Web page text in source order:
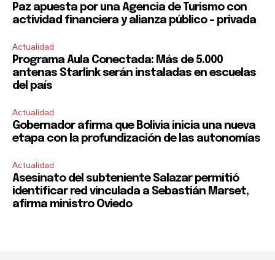
Paz apuesta por una Agencia de Turismo con
actividad financiera y alianza público – privada
Actualidad
Programa Aula Conectada: Más de 5.000
antenas Starlink serán instaladas en escuelas
del país
Actualidad
Gobernador afirma que Bolivia inicia una nueva
etapa con la profundización de las autonomías
Actualidad
Asesinato del subteniente Salazar permitió
identificar red vinculada a Sebastián Marset,
afirma ministro Oviedo